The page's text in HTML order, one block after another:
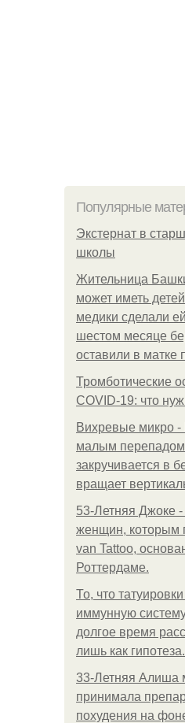
Популярные
Экстернат в
школы
Жительница
может иметь
медики сделали
шестом месяце
оставили в матке
Тромботические
COVID-19: что
Вихревые микро
малым
закручивается в
вращает
53-Летняя Джоке
женщин, которым
van Tattoo,
Роттердаме.
То, что
иммунную
долгое время
лишь как гипотеза.
33-Летняя Алиша
принимала
похудения на